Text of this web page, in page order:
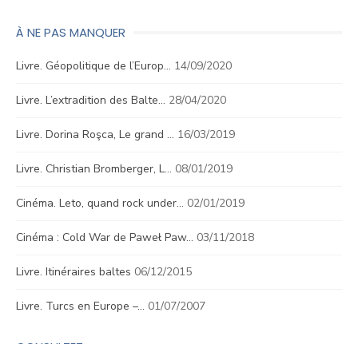
À NE PAS MANQUER
Livre. Géopolitique de l’Europ… 14/09/2020
Livre. L’extradition des Balte… 28/04/2020
Livre. Dorina Roşca, Le grand … 16/03/2019
Livre. Christian Bromberger, L… 08/01/2019
Cinéma. Leto, quand rock under… 02/01/2019
Cinéma : Cold War de Paweł Paw… 03/11/2018
Livre. Itinéraires baltes 06/12/2015
Livre. Turcs en Europe –… 01/07/2007